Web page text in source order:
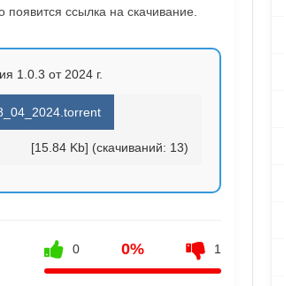
ссылка на скачивание.
1.0.3 от 2024 г.
[15.84 Kb] (cкачиваний: 13)
0 0% 1